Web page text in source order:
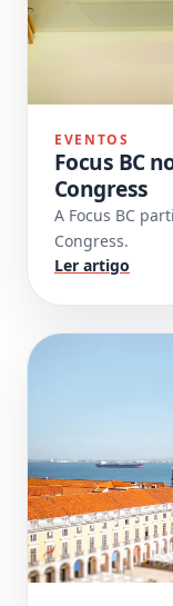
EVENTOS
Focus BC
Congress
A Focus BC
Congress.
Ler artigo